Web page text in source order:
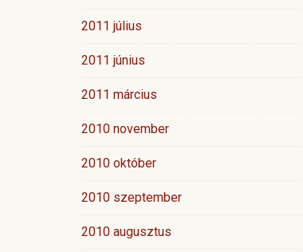
2011 július
2011 június
2011 március
2010 november
2010 október
2010 szeptember
2010 augusztus